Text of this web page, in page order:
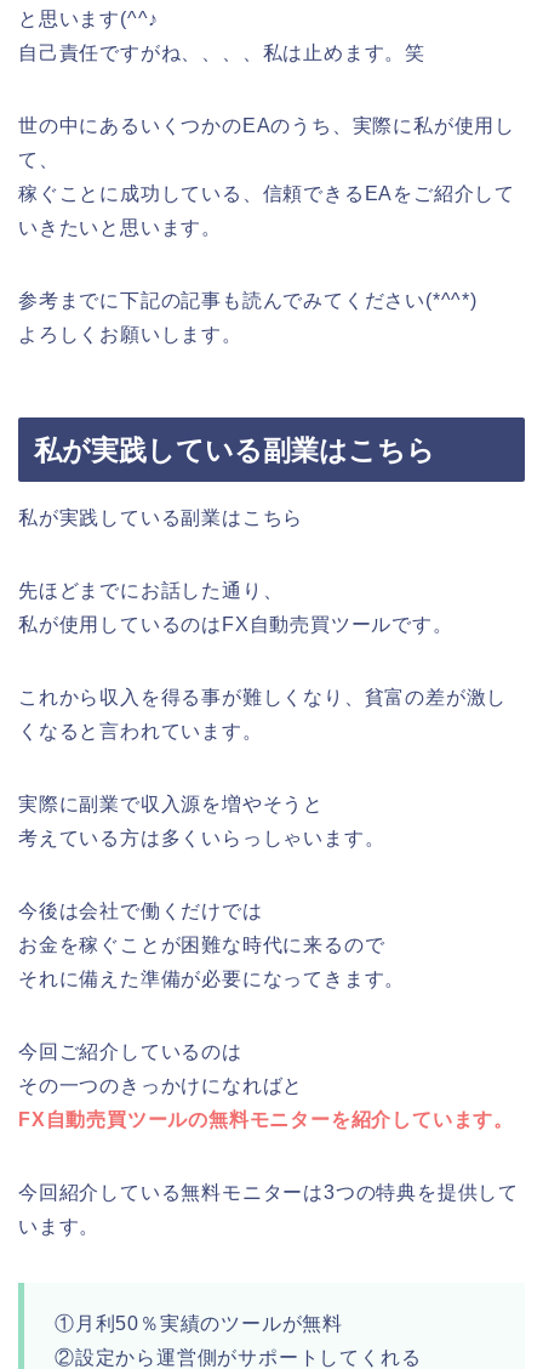
と思います(^^♪
自己責任ですがね、、、、私は止めます。笑
世の中にあるいくつかのEAのうち、実際に私が使用し
て、
稼ぐことに成功している、信頼できるEAをご紹介して
いきたいと思います。
参考までに下記の記事も読んでみてください(*^^*)
よろしくお願いします。
私が実践している副業はこちら
私が実践している副業はこちら
先ほどまでにお話した通り、
私が使用しているのはFX自動売買ツールです。
これから収入を得る事が難しくなり、貧富の差が激し
くなると言われています。
実際に副業で収入源を増やそうと
考えている方は多くいらっしゃいます。
今後は会社で働くだけでは
お金を稼ぐことが困難な時代に来るので
それに備えた準備が必要になってきます。
今回ご紹介しているのは
その一つのきっかけになればと
FX自動売買ツールの無料モニターを紹介しています。
今回紹介している無料モニターは3つの特典を提供して
います。
①月利50％実績のツールが無料
②設定から運営側がサポートしてくれる